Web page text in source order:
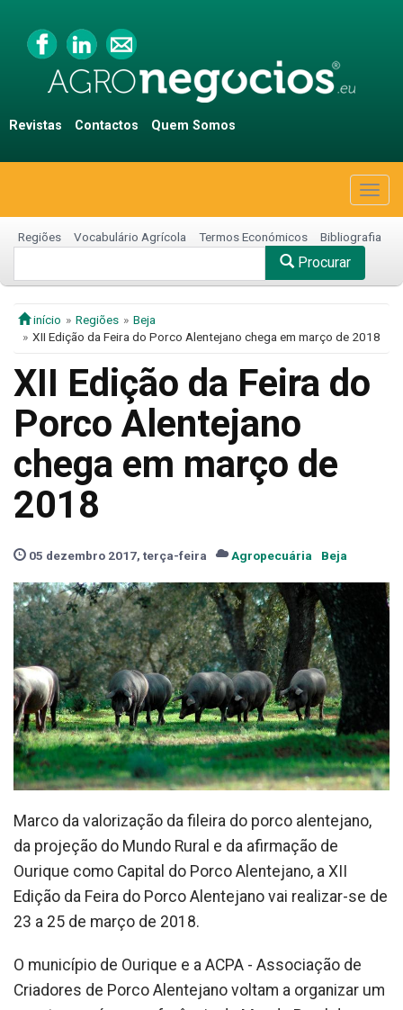
Revistas Contactos Quem Somos
Regiões Vocabulário Agrícola Termos Económicos Bibliografia
Procurar
início Regiões
Beja
XII Edição da Feira do Porco Alentejano chega em março de 2018
XII Edição da Feira do
Porco Alentejano
chega em março de
2018
05 dezembro 2017, terça-feira Agropecuária Beja
Marco da valorização da fileira do porco alentejano,
da projeção do Mundo Rural e da afirmação de
Ourique como Capital do Porco Alentejano, a XII
Edição da Feira do Porco Alentejano vai realizar-se de
23 a 25 de março de 2018.
O município de Ourique e a ACPA - Associação de
Criadores de Porco Alentejano voltam a organizar um